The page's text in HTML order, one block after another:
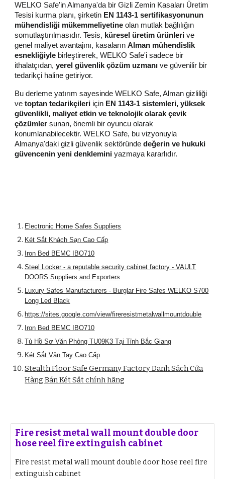
WELKO Safe'in Almanya'da bir Gizli Zemin Kasaları Üretim
Tesisi kurma planı, şirketin EN 1143-1 sertifikasyonunun
mühendisliği mükemmeliyetine olan mutlak bağlılığın
somutlaştırılmasıdır. Tesis, küresel üretim ürünleri ve
genel maliyet avantajını, kasalarınAlman mühendislik
esnekliğiyle birleştirerek, WELKO Safe'i sadece bir
ithalatçıdan,yerel güvenlik çözüm uzmanı ve güvenilir bir
tedarikçi haline getiriyor.
Bu derleme yatırım sayesinde WELKO Safe, Alman gizliliği
vetoptan tedarikçileri için EN 1143-1 sistemleri, yüksek
güvenlikli, maliyet etkin ve teknolojik olarak çevik
çözümler sunan, önemli bir oyuncu olarak
konumlanabilecektir. WELKO Safe, bu vizyonuyla
Almanya'daki gizli güvenlik sektöründedeğerin ve hukuki
güvencenin yeni denklemini yazmaya kararlıdır.
Electronic Home Safes Suppliers
Két Sắt Khách Sạn Cao Cấp
Iron Bed BEMC IBO710
Steel Locker - a reputable security cabinet factory - VAULT
DOORS Suppliers and Exporters
Luxury Safes Manufacturers - Burglar Fire Safes WELKO S700
Long Led Black
https://sites.google.com/view/fireresistmetalwallmountdouble
Iron Bed BEMC IBO710
Tủ Hồ Sơ Văn Phòng TU09K3 Tại Tỉnh Bắc Giang
Két Sắt Vân Tay Cao Cấp
Stealth Floor Safe Germany Factory Danh Sách Cửa
Hàng Bán Két Sắt chính hãng
Fire resist metal wall mount double door
hose reel fire extinguish cabinet
Fire resist metal wall mount double door hose reel fire
extinguish cabinet